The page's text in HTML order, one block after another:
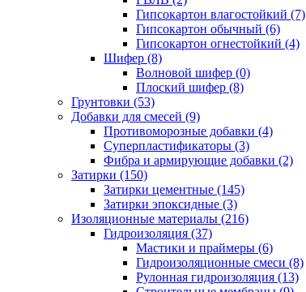
Гипсокартон влагостойкий (7)
Гипсокартон обычный (6)
Гипсокартон огнестойкий (4)
Шифер (8)
Волновой шифер (0)
Плоский шифер (8)
Грунтовки (53)
Добавки для смесей (9)
Противоморозные добавки (4)
Суперпластификаторы (3)
Фибра и армирующие добавки (2)
Затирки (150)
Затирки цементные (145)
Затирки эпоксидные (3)
Изоляционные материалы (216)
Гидроизоляция (37)
Мастики и праймеры (6)
Гидроизоляционные смеси (8)
Рулонная гидроизоляция (13)